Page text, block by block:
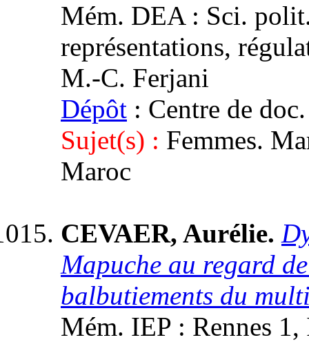
Mém. DEA : Sci.
représentations,
M.-C. Ferjani
Dépôt : Centre de doc.
Sujet(s) : Femmes.
Maroc
CEVAER, Aurélie.
Mapuche au regard
balbutiements du
Mém. IEP : Rennes